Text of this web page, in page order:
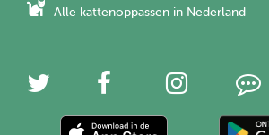
Alle kattenoppassen in Nederland